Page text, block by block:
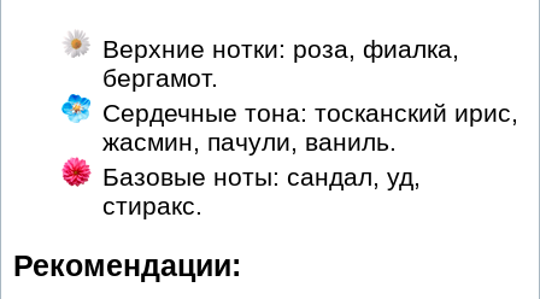
Верхние нотки: роза, фиалка,
бергамот.
Сердечные тона: тосканский ирис,
жасмин, пачули, ваниль.
Базовые ноты: сандал, уд,
стиракс.
Рекомендации: